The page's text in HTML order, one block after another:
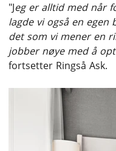
"Jeg er alltid med når
lagde vi også en egen
det som vi mener en
jobber nøye med å
fortsetter Ringså Ask.